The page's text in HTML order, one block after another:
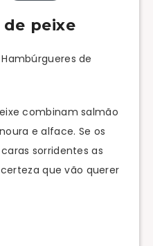
peixe
de
combinam salmão
e alface. Se os
sorridentes as
que vão querer